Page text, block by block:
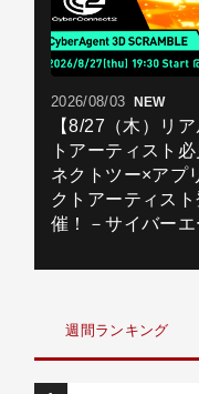
2026/08/03 NEW
【8/27（木）リ
トアーティスト
ネクトツー×ア
クトアーティス
催！－サイバーエ
週間ランキング